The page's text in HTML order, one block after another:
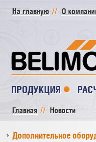
На главную О
ПРОДУКЦИЯ
Главная Новости
Дополнительное